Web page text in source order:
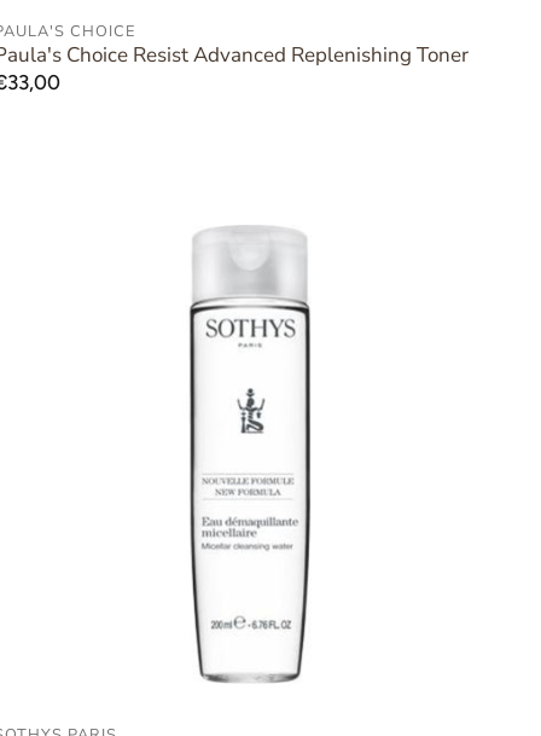
CHOICE
Choice Resist Advanced Replenishing Toner